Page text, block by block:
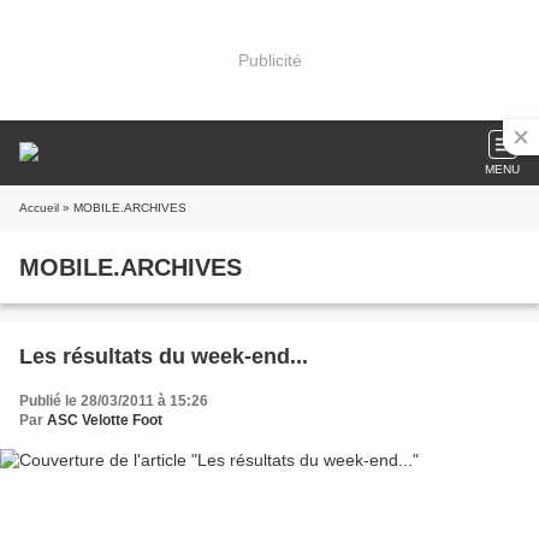
Publicité
MENU
Accueil » MOBILE.ARCHIVES
MOBILE.ARCHIVES
Les résultats du week-end...
Publié le 28/03/2011 à 15:26
Par ASC Velotte Foot